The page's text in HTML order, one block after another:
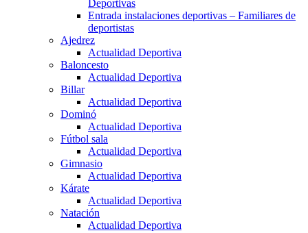
Deportivas
Entrada instalaciones deportivas – Familiares de
deportistas
Ajedrez
Actualidad Deportiva
Baloncesto
Actualidad Deportiva
Billar
Actualidad Deportiva
Dominó
Actualidad Deportiva
Fútbol sala
Actualidad Deportiva
Gimnasio
Actualidad Deportiva
Kárate
Actualidad Deportiva
Natación
Actualidad Deportiva